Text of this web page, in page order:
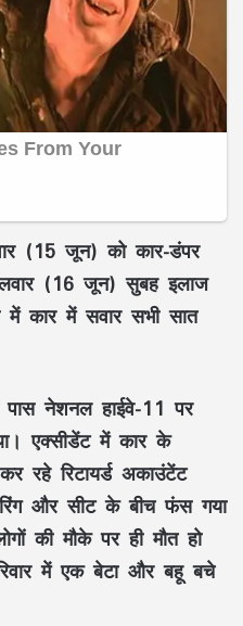
(15 जून) को कार-डंपर
(16 जून) सुबह इलाज
में कार में सवार सभी सात
नेशनल हाईवे-11 पर
एक्सीडेंट में कार के
रहे रिटायर्ड अकाउंटेंट
और सीट के बीच फंस गया
की मौके पर ही मौत हो
में एक बेटा और बहू बचे